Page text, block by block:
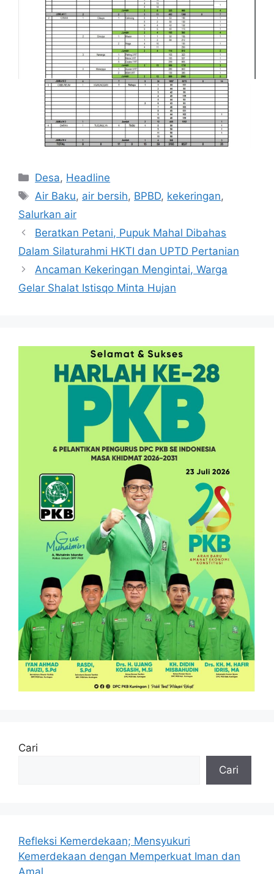
Kategori
Desa, Headline
Tag
Air Baku, air bersih, BPBD, kekeringan,
Salurkan air
Beratkan Petani, Pupuk Mahal Dibahas
Dalam Silaturahmi HKTI dan UPTD Pertanian
Ancaman Kekeringan Mengintai, Warga
Gelar Shalat Istisqo Minta Hujan
Cari
Cari
Refleksi Kemerdekaan; Mensyukuri
Kemerdekaan dengan Memperkuat Iman dan
Amal